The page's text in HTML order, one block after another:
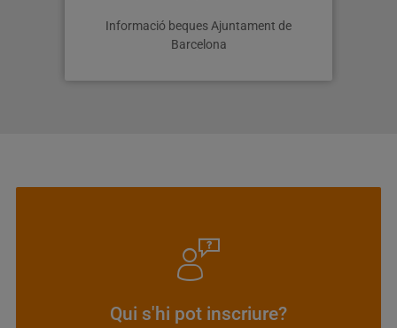
Informació beques Ajuntament de
Barcelona
Qui s'hi pot inscriure?
Per a jugadors/es nascuts/des entre
(Infantil a Júnior de 1r any)